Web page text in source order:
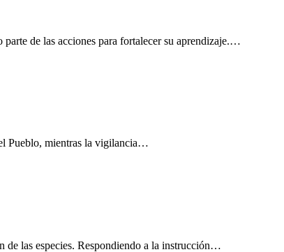
de las acciones para fortalecer su aprendizaje.…
Pueblo, mientras la vigilancia…
de las especies. Respondiendo a la instrucción…